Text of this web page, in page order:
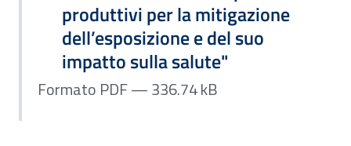
produttivi per la mitigazione
dell’esposizione e del suo
impatto sulla salute"
Formato PDF — 336.74 kB